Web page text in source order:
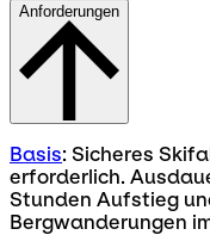
Anforderungen
Basis: Sicheres
erforderlich.
Stunden Aufstieg
Bergwanderungen